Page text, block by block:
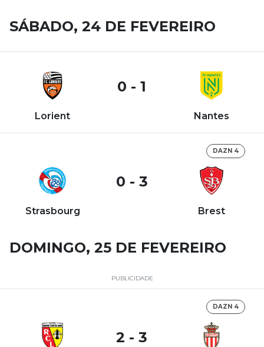
SÁBADO, 24 DE FEVEREIRO
Lorient
0 - 1
Nantes
DAZN 4
Strasbourg
0 - 3
Brest
DOMINGO, 25 DE FEVEREIRO
PUBLICIDADE
DAZN 4
2 - 3